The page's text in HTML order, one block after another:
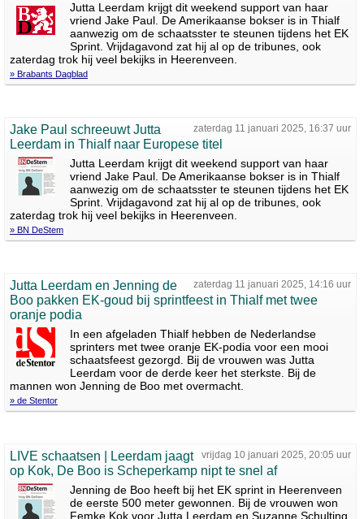
Jutta Leerdam krijgt dit weekend support van haar
vriend Jake Paul. De Amerikaanse bokser is in Thialf
aanwezig om de schaatsster te steunen tijdens het EK
Sprint. Vrijdagavond zat hij al op de tribunes, ook
zaterdag trok hij veel bekijks in Heerenveen.
» Brabants Dagblad
zaterdag 11 januari 2025, 16:37 uur
Jake Paul schreeuwt Jutta
Leerdam in Thialf naar Europese titel
Jutta Leerdam krijgt dit weekend support van haar
vriend Jake Paul. De Amerikaanse bokser is in Thialf
aanwezig om de schaatsster te steunen tijdens het EK
Sprint. Vrijdagavond zat hij al op de tribunes, ook
zaterdag trok hij veel bekijks in Heerenveen.
» BN DeStem
zaterdag 11 januari 2025, 14:16 uur
Jutta Leerdam en Jenning de
Boo pakken EK-goud bij sprintfeest in Thialf met twee
oranje podia
In een afgeladen Thialf hebben de Nederlandse
sprinters met twee oranje EK-podia voor een mooi
schaatsfeest gezorgd. Bij de vrouwen was Jutta
Leerdam voor de derde keer het sterkste. Bij de
mannen won Jenning de Boo met overmacht.
» de Stentor
vrijdag 10 januari 2025, 20:05 uur
LIVE schaatsen | Leerdam jaagt
op Kok, De Boo is Scheperkamp nipt te snel af
Jenning de Boo heeft bij het EK sprint in Heerenveen
de eerste 500 meter gewonnen. Bij de vrouwen won
Femke Kok voor Jutta Leerdam en Suzanne Schulting.